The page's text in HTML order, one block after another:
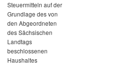
Steuermitteln auf der
Grundlage des von
den Abgeordneten
des Sächsischen
Landtags
beschlossenen
Haushaltes